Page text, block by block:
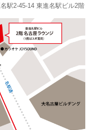
駅2-45-14 東進名駅ビル2階